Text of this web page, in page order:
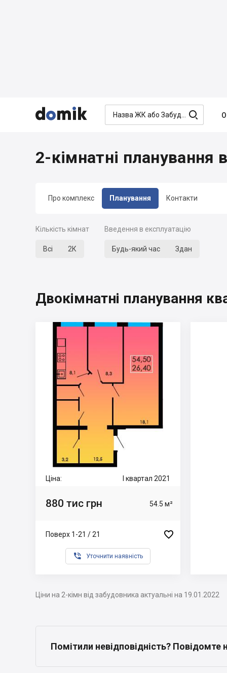


 
Про комплекс Планування Контакти
2-кімнатні
Кількість кімнат
Всі 2К
Введення в експлуатацію
Будь-який час Здан
Двокімнатні планування
Ціна: I квартал 2021
880 тис грн 54.5 м²
Поверх 1-21 / 21 
 Уточнити наявність
Ціни на 2-кімн від забудовника актуальні на 19.01.2022
Помітили невідповідність? Повідомте